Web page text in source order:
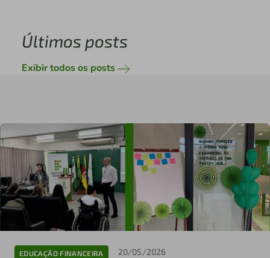
Últimos posts
Exibir todos os posts
EDUCAÇÃO FINANCEIRA 20/05/2026